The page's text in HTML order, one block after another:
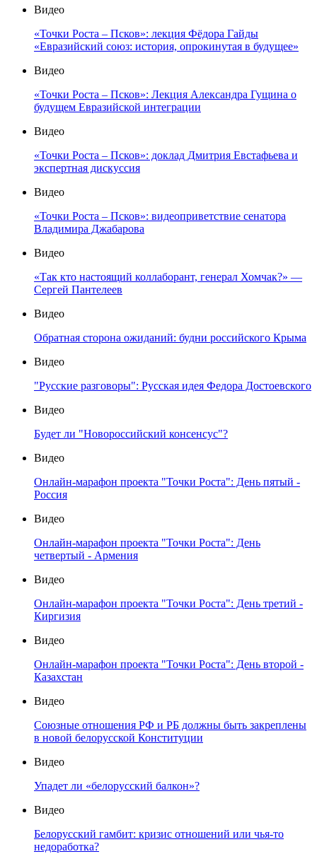
Видео
«Точки Роста – Псков»: лекция Фёдора Гайды
«Евразийский союз: история, опрокинутая в будущее»
Видео
«Точки Роста – Псков»: Лекция Александра Гущина о
будущем Евразийской интеграции
Видео
«Точки Роста – Псков»: доклад Дмитрия Евстафьева и
экспертная дискуссия
Видео
«Точки Роста – Псков»: видеоприветствие сенатора
Владимира Джабарова
Видео
«Так кто настоящий коллаборант, генерал Хомчак?» —
Сергей Пантелеев
Видео
Обратная сторона ожиданий: будни российского Крыма
Видео
"Русские разговоры": Русская идея Федора Достоевского
Видео
Будет ли "Новороссийский консенсус"?
Видео
Онлайн-марафон проекта "Точки Роста": День пятый -
Россия
Видео
Онлайн-марафон проекта "Точки Роста": День
четвертый - Армения
Видео
Онлайн-марафон проекта "Точки Роста": День третий -
Киргизия
Видео
Онлайн-марафон проекта "Точки Роста": День второй -
Казахстан
Видео
Союзные отношения РФ и РБ должны быть закреплены
в новой белорусской Конституции
Видео
Упадет ли «белорусский балкон»?
Видео
Белорусский гамбит: кризис отношений или чья-то
недоработка?